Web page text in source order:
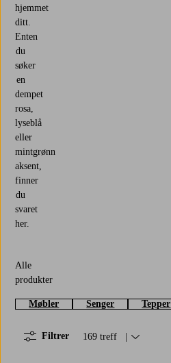
hjemmet
ditt.
Enten
du
søker
en
dempet
rosa,
lyseblå
eller
mintgrønn
aksent,
finner
du
svaret
her.
Alle
produkter
Møbler Senger Tepper
169 treff Sorter på:
Popularitet
Filtrer